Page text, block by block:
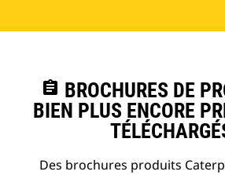
assignment BROCHURES DE
BIEN PLUS ENCORE
Des brochures produits